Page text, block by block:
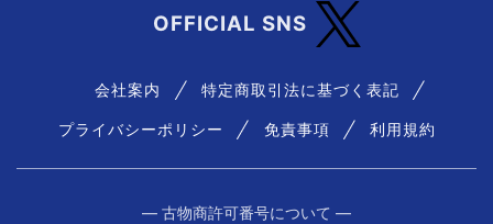
OFFICIAL SNS
会社案内 特定商取引法に基づく表記
プライバシーポリシー 免責事項 利用規約
― 古物商許可番号について ―